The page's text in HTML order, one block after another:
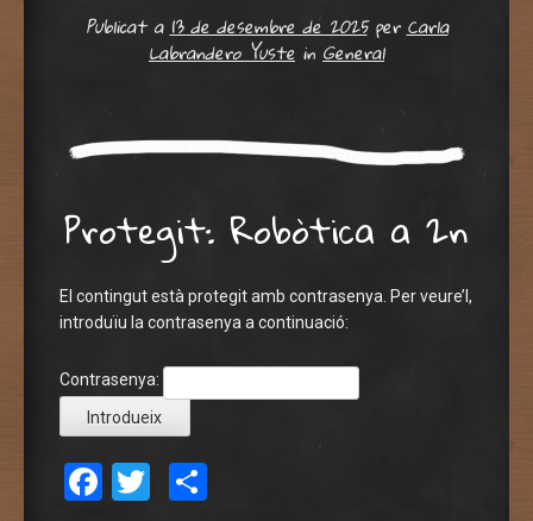
Publicat a13 de desembre de 2025perCarla
Labrandero Yuste in General
Protegit: Robòtica a 2n
El contingut està protegit amb contrasenya. Per veure’l,
introduïu la contrasenya a continuació:
Contrasenya:
Facebook
Twitter